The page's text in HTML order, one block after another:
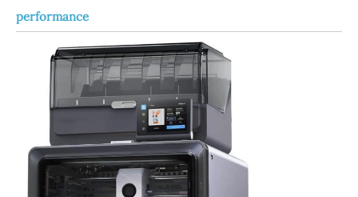
performance